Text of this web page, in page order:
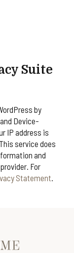
Suite
by
Device-
IP address is
service does
and
For
Statement